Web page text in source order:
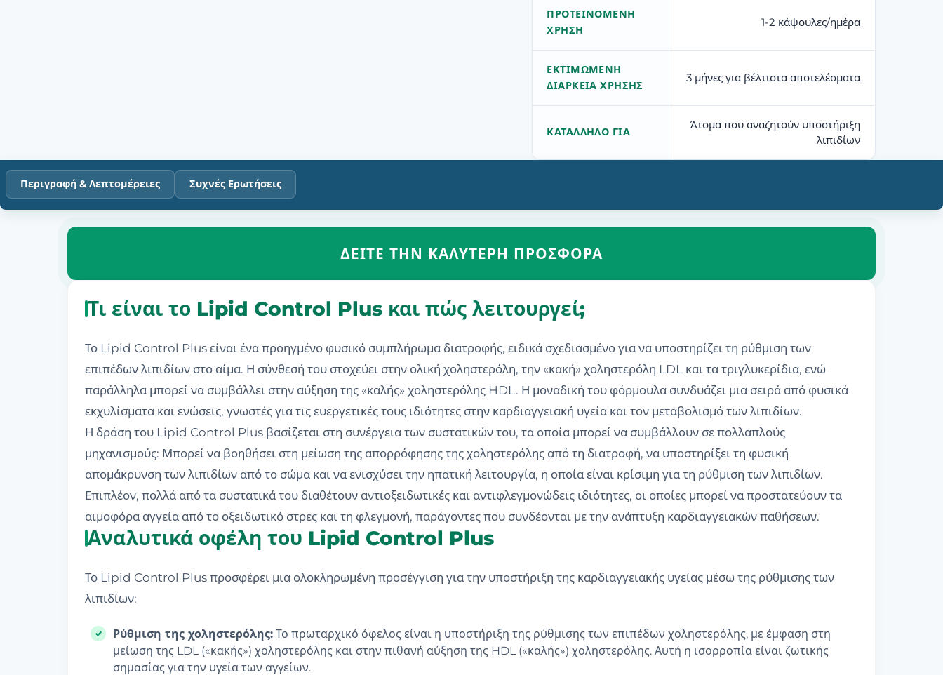
ΠΡΟΤΕΙΝΌΜΕΝΗ
ΧΡΉΣΗ
1-2 κάψουλες/ημέρα
ΕΚΤΙΜΏΜΕΝΗ
ΔΙΆΡΚΕΙΑ ΧΡΉΣΗΣ
3 μήνες για βέλτιστα αποτελέσματα
ΚΑΤΆΛΛΗΛΟ ΓΙΑ
Άτομα που αναζητούν υποστήριξη
λιπιδίων
Περιγραφή & Λεπτομέρειες Συχνές Ερωτήσεις
ΔΕΊΤΕ ΤΗΝ ΚΑΛΎΤΕΡΗ ΠΡΟΣΦΟΡΆ
Τι είναι το Lipid Control Plus και πώς λειτουργεί;
Το Lipid Control Plus είναι ένα προηγμένο φυσικό συμπλήρωμα διατροφής, ειδικά σχεδιασμένο για να υποστηρίζει τη ρύθμιση των
επιπέδων λιπιδίων στο αίμα. Η σύνθεσή του στοχεύει στην ολική χοληστερόλη, την «κακή» χοληστερόλη LDL και τα τριγλυκερίδια, ενώ
παράλληλα μπορεί να συμβάλλει στην αύξηση της «καλής» χοληστερόλης HDL. Η μοναδική του φόρμουλα συνδυάζει μια σειρά από φυσικά
εκχυλίσματα και ενώσεις, γνωστές για τις ευεργετικές τους ιδιότητες στην καρδιαγγειακή υγεία και τον μεταβολισμό των λιπιδίων.
Η δράση του Lipid Control Plus βασίζεται στη συνέργεια των συστατικών του, τα οποία μπορεί να συμβάλλουν σε πολλαπλούς
μηχανισμούς: Μπορεί να βοηθήσει στη μείωση της απορρόφησης της χοληστερόλης από τη διατροφή, να υποστηρίξει τη φυσική
απομάκρυνση των λιπιδίων από το σώμα και να ενισχύσει την ηπατική λειτουργία, η οποία είναι κρίσιμη για τη ρύθμιση των λιπιδίων.
Επιπλέον, πολλά από τα συστατικά του διαθέτουν αντιοξειδωτικές και αντιφλεγμονώδεις ιδιότητες, οι οποίες μπορεί να προστατεύουν τα
αιμοφόρα αγγεία από το οξειδωτικό στρες και τη φλεγμονή, παράγοντες που συνδέονται με την ανάπτυξη καρδιαγγειακών παθήσεων.
Αναλυτικά οφέλη του Lipid Control Plus
Το Lipid Control Plus προσφέρει μια ολοκληρωμένη προσέγγιση για την υποστήριξη της καρδιαγγειακής υγείας μέσω της ρύθμισης των
λιπιδίων:
Ρύθμιση της χοληστερόλης: Το πρωταρχικό όφελος είναι η υποστήριξη της ρύθμισης των επιπέδων χοληστερόλης, με έμφαση στη
μείωση της LDL («κακής») χοληστερόλης και στην πιθανή αύξηση της HDL («καλής») χοληστερόλης. Αυτή η ισορροπία είναι ζωτικής
σημασίας για την υγεία των αγγείων.